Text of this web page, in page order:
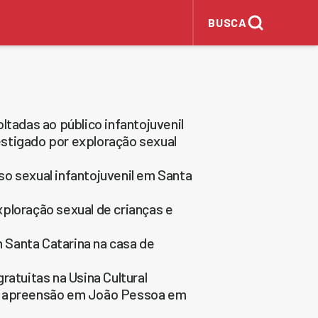
BUSCA
ao público infantojuvenil
por exploração sexual
sexual infantojuvenil em Santa
sexual de crianças e
Catarina na casa de
na Usina Cultural
em João Pessoa em